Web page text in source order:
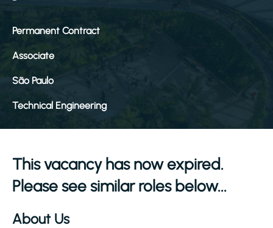
Permanent Contract
Associate
São Paulo
Technical Engineering
This vacancy has now expired.
Please see similar roles below...
About Us